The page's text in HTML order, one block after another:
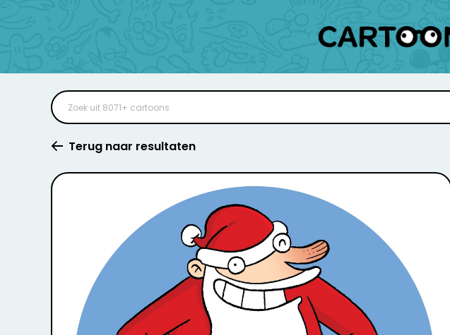
Terug naar resultaten